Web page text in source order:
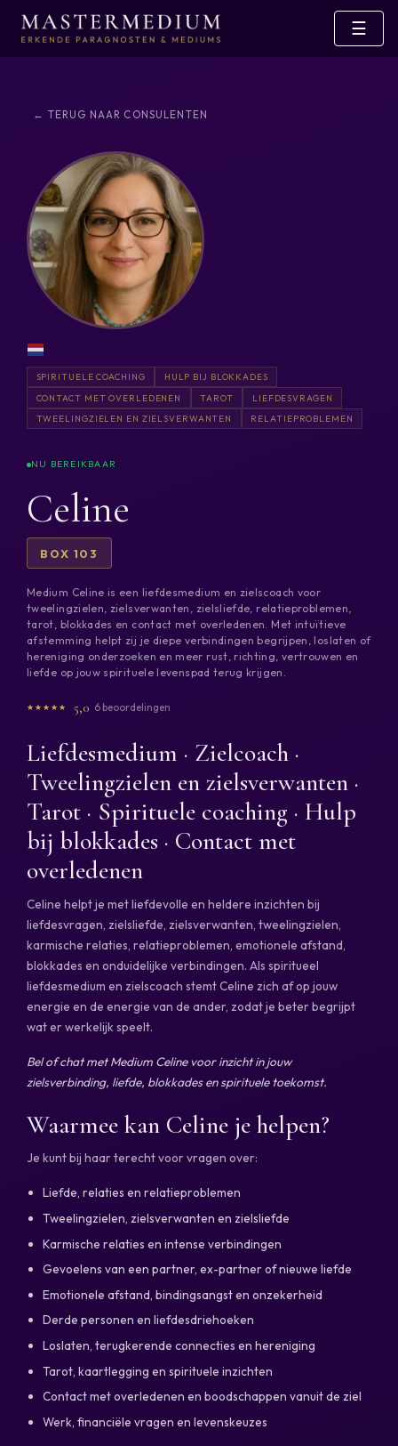
☰
← TERUG NAAR CONSULENTEN
SPIRITUELE COACHING
HULP BIJ BLOKKADES
CONTACT MET OVERLEDENEN
TAROT
LIEFDESVRAGEN
TWEELINGZIELEN EN ZIELSVERWANTEN
RELATIEPROBLEMEN
Celine
BOX 103
Medium Celine is een liefdesmedium en zielscoach voor
tweelingzielen, zielsverwanten, zielsliefde, relatieproblemen,
tarot, blokkades en contact met overledenen. Met intuïtieve
afstemming helpt zij je diepe verbindingen begrijpen, loslaten of
hereniging onderzoeken en meer rust, richting, vertrouwen en
liefde op jouw spirituele levenspad terug krijgen.
5,0 6 beoordelingen
Liefdesmedium · Zielcoach ·
Tweelingzielen en zielsverwanten ·
Tarot · Spirituele coaching · Hulp
bij blokkades · Contact met
overledenen
Celine helpt je met liefdevolle en heldere inzichten bij
liefdesvragen, zielsliefde, zielsverwanten, tweelingzielen,
karmische relaties, relatieproblemen, emotionele afstand,
blokkades en onduidelijke verbindingen. Als spiritueel
liefdesmedium en zielscoach stemt Celine zich af op jouw
energie en de energie van de ander, zodat je beter begrijpt
wat er werkelijk speelt.
Bel of chat met Medium Celine voor inzicht in jouw
zielsverbinding, liefde, blokkades en spirituele toekomst.
Waarmee kan Celine je helpen?
Je kunt bij haar terecht voor vragen over:
Liefde, relaties en relatieproblemen
Tweelingzielen, zielsverwanten en zielsliefde
Karmische relaties en intense verbindingen
Gevoelens van een partner, ex-partner of nieuwe liefde
Emotionele afstand, bindingsangst en onzekerheid
Derde personen en liefdesdriehoeken
Loslaten, terugkerende connecties en hereniging
Tarot, kaartlegging en spirituele inzichten
Contact met overledenen en boodschappen vanuit de ziel
Werk, financiële vragen en levenskeuzes